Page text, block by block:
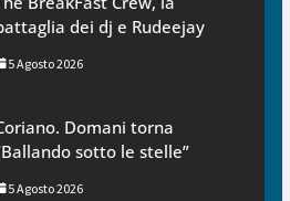
dei dj e Rudeejay
5 Agosto 2026
Domani torna
sotto le stelle”
5 Agosto 2026